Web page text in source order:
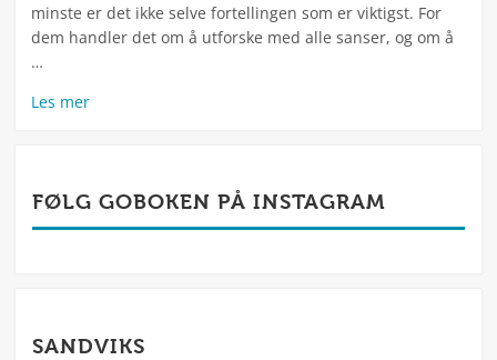
minste er det ikke selve fortellingen som er viktigst. For
dem handler det om å utforske med alle sanser, og om å
…
Les mer
FØLG GOBOKEN PÅ INSTAGRAM
SANDVIKS